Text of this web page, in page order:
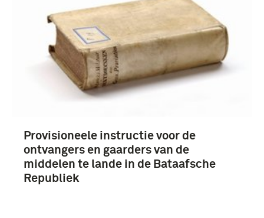
Provisioneele instructie voor de
ontvangers en gaarders van de
middelen te lande in de Bataafsche
Republiek